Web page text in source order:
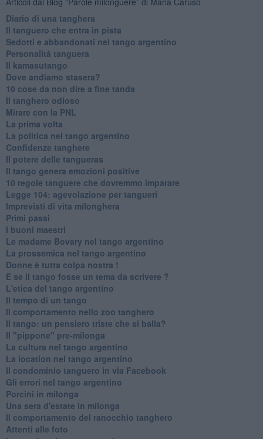
Diario di una tanghera
Il tanguero che entra in pista
Sedotti e abbandonati nel tango argentino
Personalità tanguera
Il kamasutango
Dove andiamo stasera?
10 cose da non dire a fine tanda
Il tanghero odioso
Mirare con la PNL
La prima volta
La politica nel tango argentino
Confidenze tanghere
Il potere delle tangueras
Il tango genera emozioni positive
10 regole tanguere che dovremmo imparare
Legge 104: agevolazione per tangueri
Imprevisti di vita milonghera
Primi passi
I buoni maestri
Le madame Bovary nel tango argentino
La prossemica nel tango argentino
Donne è tutta colpa nostra !
E se il tango fosse un tema da scrivere ?
L'etica del tango argentino
Il tempo di un tango
Il comportamento nello zoo tanghero
Il tango: un pensiero triste che si balla?
Il "pippone" pre-milonga
La cultura nel tango argentino
La location nel tango argentino
Il condominio tanguero in via Facebook
Gli errori nel tango argentino
Porcini in milonga
Una sera d'estate in milonga
Il comportamento del ranocchio tanghero
Attenti alle foto